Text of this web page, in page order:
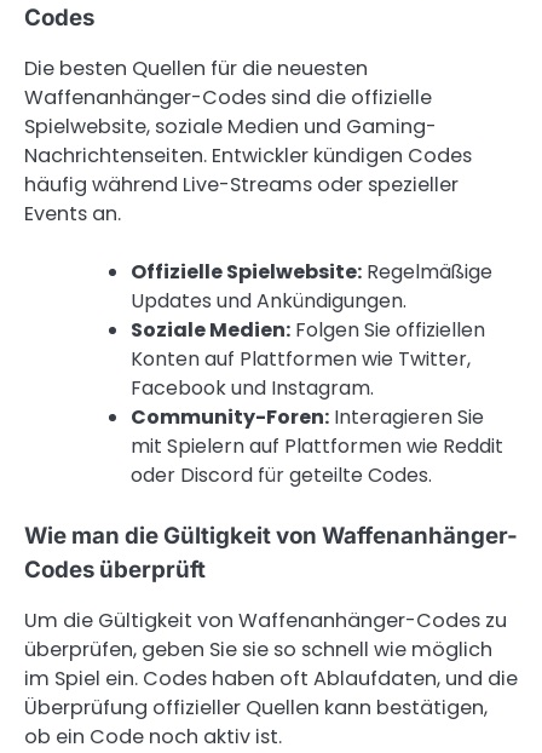
Codes
Die besten Quellen für die neuesten
Waffenanhänger-Codes sind die offizielle
Spielwebsite, soziale Medien und Gaming-
Nachrichtenseiten. Entwickler kündigen Codes
häufig während Live-Streams oder spezieller
Events an.
Offizielle Spielwebsite: Regelmäßige
Updates und Ankündigungen.
Soziale Medien: Folgen Sie offiziellen
Konten auf Plattformen wie Twitter,
Facebook und Instagram.
Community-Foren: Interagieren Sie
mit Spielern auf Plattformen wie Reddit
oder Discord für geteilte Codes.
Wie man die Gültigkeit von Waffenanhänger-
Codes überprüft
Um die Gültigkeit von Waffenanhänger-Codes zu
überprüfen, geben Sie sie so schnell wie möglich
im Spiel ein. Codes haben oft Ablaufdaten, und die
Überprüfung offizieller Quellen kann bestätigen,
ob ein Code noch aktiv ist.